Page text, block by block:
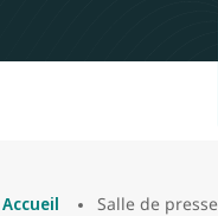
Accueil Salle de presse